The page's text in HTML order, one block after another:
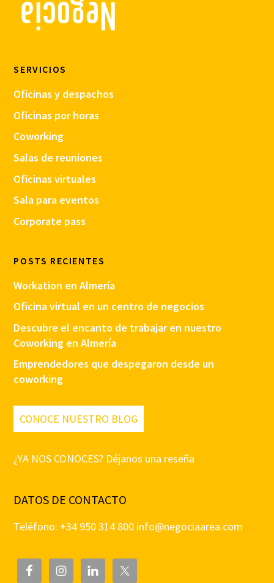
SERVICIOS
Oficinas y despachos
Oficinas por horas
Coworking
Salas de reuniones
Oficinas virtuales
Sala para eventos
Corporate pass
POSTS RECIENTES
Workation en Almería
Oficina virtual en un centro de negocios
Descubre el encanto de trabajar en nuestro
Coworking en Almería
Emprendedores que despegaron desde un
coworking
CONOCE NUESTRO BLOG
¿YA NOS CONOCES? Déjanos una reseña
DATOS DE CONTACTO
Teléfono: +34 950 314 800 info@negociaarea.com